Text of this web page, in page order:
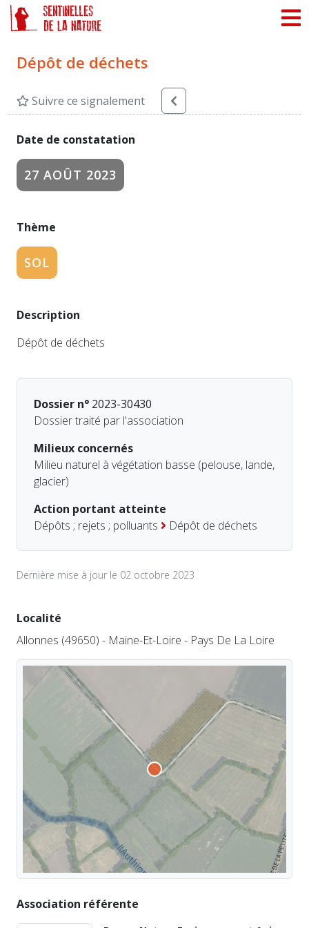
Dépôt de déchets
Suivre ce signalement
Date de constatation
27 AOÛT 2023
Thème
SOL
Description
Dépôt de déchets
Dossier n° 2023-30430
Dossier traité par l'association
Milieux concernés
Milieu naturel à végétation basse (pelouse, lande,
glacier)
Action portant atteinte
Dépôts ; rejets ; polluants
Dépôt de déchets
Dernière mise à jour le 02 octobre 2023
Localité
Allonnes (49650) - Maine-Et-Loire - Pays De La Loire
Association référente
Panneau de gestion des cookies